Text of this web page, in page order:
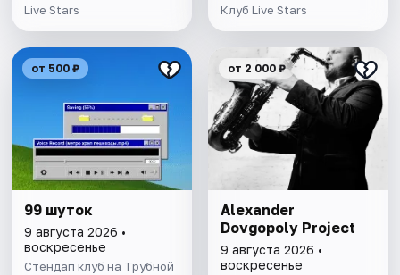
Live Stars Клуб Live Stars
от 500 ₽
99 шуток
9 августа 2026 •
воскресенье
Стендап клуб на Трубной
от 2 000 ₽
Alexander
Dovgopoly Project
9 августа 2026 •
воскресенье